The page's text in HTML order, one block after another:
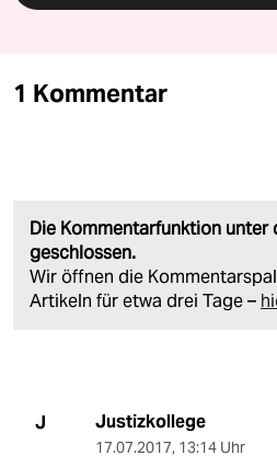
1 Kommentar
Die Kommentarfunktion unter
geschlossen.
Wir öffnen die
Artikeln für etwa drei Tage –
J Justizkollege
17.07.2017, 13:14 Uhr